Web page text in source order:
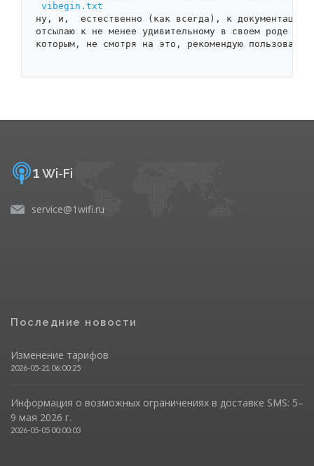
vibegin.txt
ну, и,  естественно (как всегда), к документации.
отсылаю к не менее удивительному в своем роде
которым, не смотря на это, рекомендую
1Wi-Fi
service@1wifi.ru
Последние новости
Изменение тарифов
2026-05-21 06:00:25
Информация о возможных ограничениях в доставке SMS: 5–
9 мая 2026 г.
2026-05-05 00:00:03